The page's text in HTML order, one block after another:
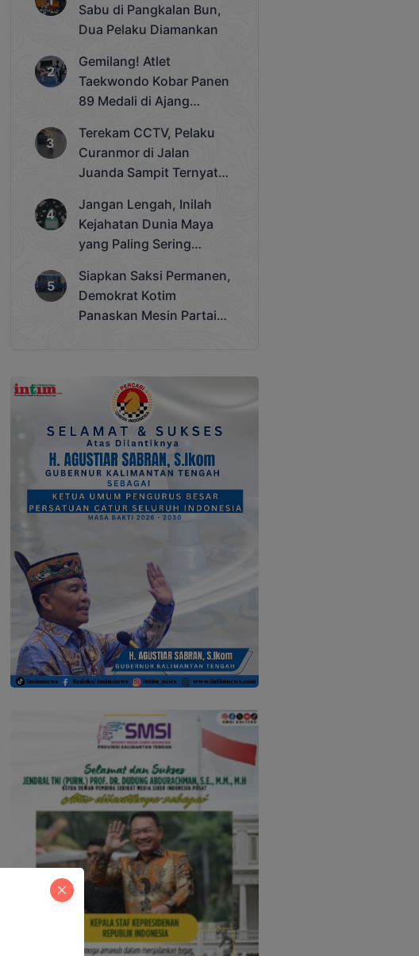
Sabu di Pangkalan Bun,
Dua Pelaku Diamankan
Gemilang! Atlet
Taekwondo Kobar Panen
89 Medali di Ajang
Cup 2025
Terekam CCTV, Pelaku
Curanmor di Jalan
Juanda Sampit Ternyata
Jangan Lengah, Inilah
Kejahatan Dunia Maya
yang Paling Sering
Siapkan Saksi Permanen,
Demokrat Kotim
Panaskan Mesin Partai